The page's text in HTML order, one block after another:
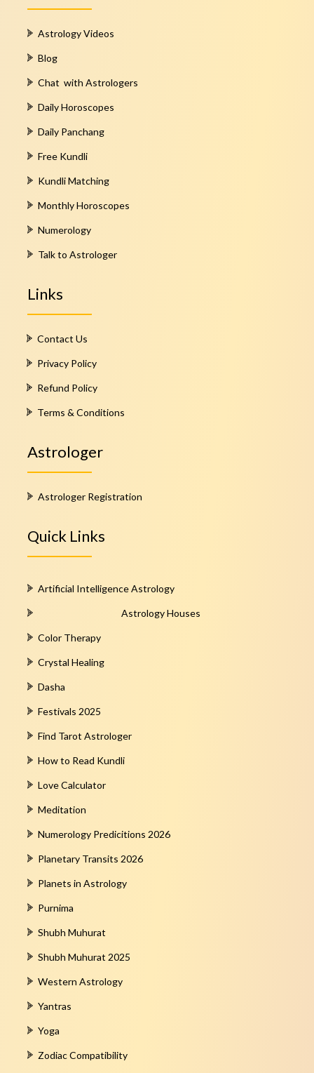
Astrology Videos
Blog
Chat with Astrologers
Daily Horoscopes
Daily Panchang
Free Kundli
Kundli Matching
Monthly Horoscopes
Numerology
Talk to Astrologer
Links
Contact Us
Privacy Policy
Refund Policy
Terms & Conditions
Astrologer
Astrologer Registration
Quick Links
Artificial Intelligence Astrology
Astrology Houses
Color Therapy
Crystal Healing
Dasha
Festivals 2025
Find Tarot Astrologer
How to Read Kundli
Love Calculator
Meditation
Numerology Predicitions 2026
Planetary Transits 2026
Planets in Astrology
Purnima
Shubh Muhurat
Shubh Muhurat 2025
Western Astrology
Yantras
Yoga
Zodiac Compatibility